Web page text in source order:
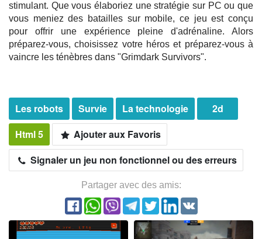
stimulant. Que vous élaboriez une stratégie sur PC ou que
vous meniez des batailles sur mobile, ce jeu est conçu
pour offrir une expérience pleine d'adrénaline. Alors
préparez-vous, choisissez votre héros et préparez-vous à
vaincre les ténèbres dans "Grimdark Survivors".
Les robots Survie La technologie
2d
Html 5
Ajouter aux Favoris
Signaler un jeu non fonctionnel ou des erreurs
Partager avec des amis: